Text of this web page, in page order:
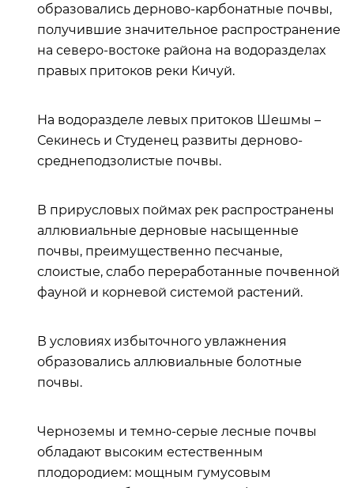
образовались дерново-карбонатные почвы,
получившие значительное распространение
на северо-востоке района на водоразделах
правых притоков реки Кичуй.
На водоразделе левых притоков Шешмы –
Секинесь и Студенец развиты дерново-
среднеподзолистые почвы.
В прирусловых поймах рек распространены
аллювиальные дерновые насыщенные
почвы, преимущественно песчаные,
слоистые, слабо переработанные почвенной
фауной и корневой системой растений.
В условиях избыточного увлажнения
образовались аллювиальные болотные
почвы.
Черноземы и темно-серые лесные почвы
обладают высоким естественным
плодородием: мощным гумусовым